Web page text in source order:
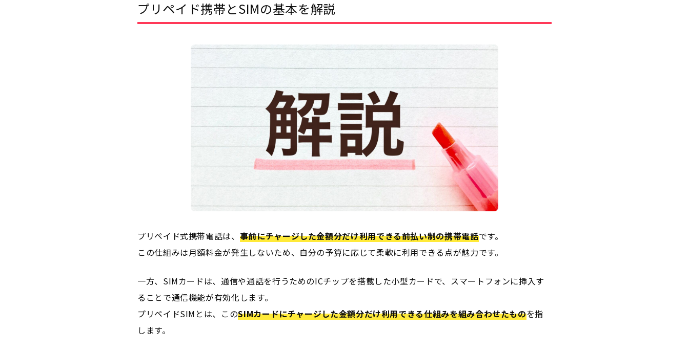
プリペイド携帯とSIMの基本を解説
プリペイド式携帯電話は、 事前にチャージした金額分だけ利用できる前払い制の携帯電話です。
この仕組みは月額料金が発生しないため、自分の予算に応じて柔軟に利用できる点が魅力です。
一方、SIMカードは、通信や通話を行うためのICチップを搭載した小型カードで、スマートフォンに挿入す
ることで通信機能が有効化します。
プリペイドSIMとは、このSIMカードにチャージした金額分だけ利用できる仕組みを組み合わせたものを指
します。